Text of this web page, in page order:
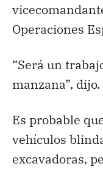
Operaciones
“Será un
manzana”, dijo.
Es probable
vehículos
excavadoras,